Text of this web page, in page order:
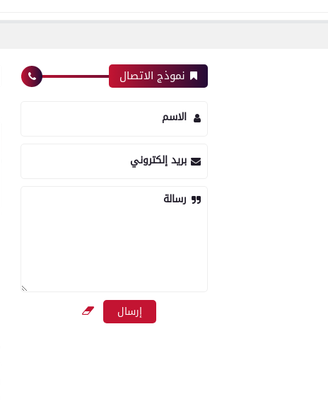
نموذج الاتصال
الاسم
بريد إلكتروني
رسالة